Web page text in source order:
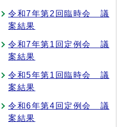
令和7年第2回臨時会 議
案結果
令和7年第1回定例会 議
案結果
令和5年第1回臨時会 議
案結果
令和6年第4回定例会 議
案結果